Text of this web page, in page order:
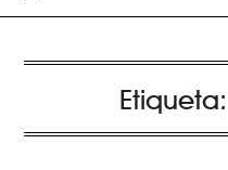
Etiqueta: